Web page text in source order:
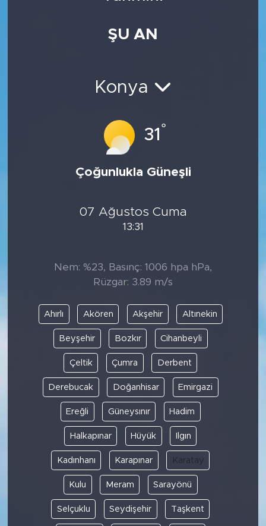
ŞU AN
Konya
31 °
Çoğunlukla Güneşli
07 Ağustos Cuma
13:31
Nem: %23, Basınç: 1006 hpa hPa,
Rüzgar: 3.89 m/s
Ahırlı Akören Akşehir Altınekin
Beyşehir Bozkır Cihanbeyli
Çeltik Çumra Derbent
Derebucak Doğanhisar Emirgazi
Ereğli Güneysınır Hadim
Halkapınar Hüyük Ilgın
Kadınhanı Karapınar Karatay
Kulu Meram Sarayönü
Selçuklu Seydişehir Taşkent
GURBETTEN SILAYA
Foto Galeri
Ulusal Son Dakika Haberleri